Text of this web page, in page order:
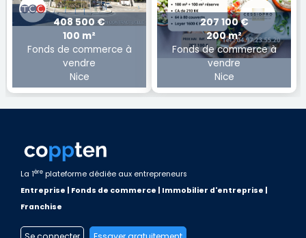
408 500 €
100 m²
Fonds de commerce à
vendre
Nice
207 100 €
200 m²
Fonds de commerce à
vendre
Nice
La 1ère plateforme dédiée aux entrepreneurs
Entreprise | Fonds de commerce | Immobilier d'entreprise |
Franchise